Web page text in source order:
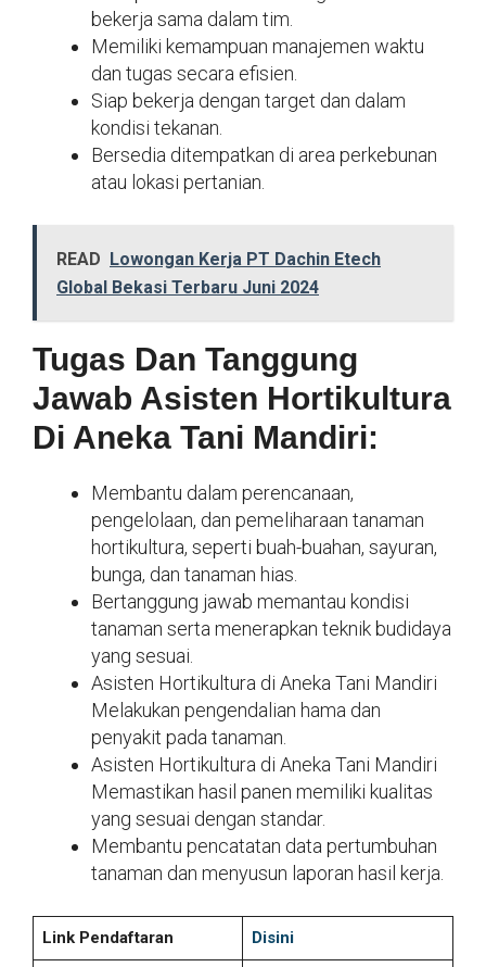
bekerja sama dalam tim.
Memiliki kemampuan manajemen waktu
dan tugas secara efisien.
Siap bekerja dengan target dan dalam
kondisi tekanan.
Bersedia ditempatkan di area perkebunan
atau lokasi pertanian.
READ Lowongan Kerja PT Dachin Etech
Global Bekasi Terbaru Juni 2024
Tugas Dan Tanggung
Jawab Asisten Hortikultura
Di Aneka Tani Mandiri:
Membantu dalam perencanaan,
pengelolaan, dan pemeliharaan tanaman
hortikultura, seperti buah-buahan, sayuran,
bunga, dan tanaman hias.
Bertanggung jawab memantau kondisi
tanaman serta menerapkan teknik budidaya
yang sesuai.
Asisten Hortikultura di Aneka Tani Mandiri
Melakukan pengendalian hama dan
penyakit pada tanaman.
Asisten Hortikultura di Aneka Tani Mandiri
Memastikan hasil panen memiliki kualitas
yang sesuai dengan standar.
Membantu pencatatan data pertumbuhan
tanaman dan menyusun laporan hasil kerja.
Link Pendaftaran Disini